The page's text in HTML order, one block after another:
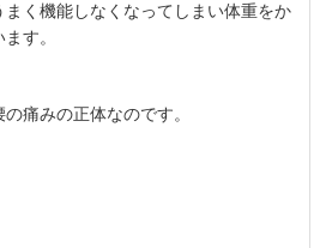
く機能しなくなってしまい体重をか
す。
痛みの正体なのです。